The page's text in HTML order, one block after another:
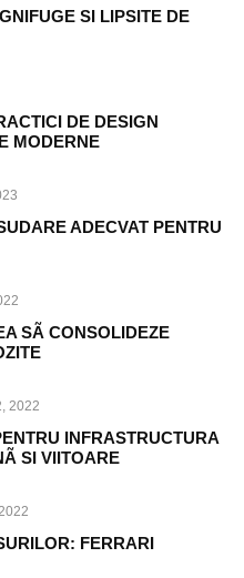
SI LIPSITE DE
DE DESIGN
MODERNE
ADECVAT PENTRU
SÃ CONSOLIDEZE
2022
INFRASTRUCTURA
SI VIITOARE
FERRARI